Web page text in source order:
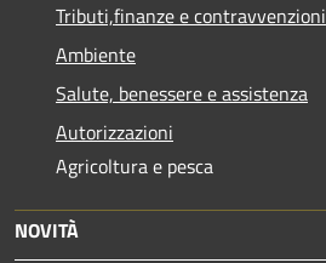
Tributi,finanze e contravvenzioni
Ambiente
Salute, benessere e assistenza
Autorizzazioni
Agricoltura e pesca
NOVITÀ